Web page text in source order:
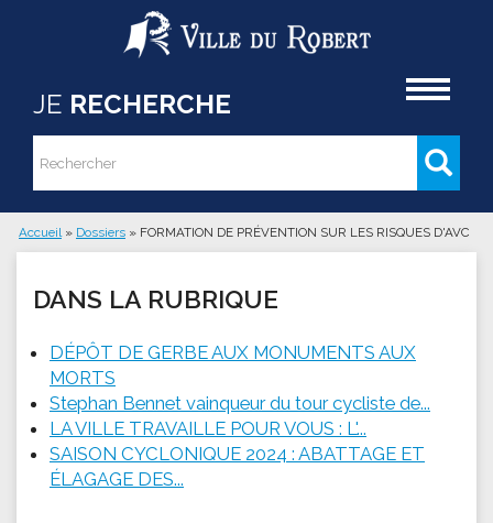
Aller au contenu principal
JE RECHERCHE
Formulaire de recherche
Rechercher
Vous êtes ici
Accueil » Dossiers » FORMATION DE PRÉVENTION SUR LES RISQUES D'AVC
DANS LA RUBRIQUE
DÉPÔT DE GERBE AUX MONUMENTS AUX
MORTS
Stephan Bennet vainqueur du tour cycliste de...
LA VILLE TRAVAILLE POUR VOUS : L'...
SAISON CYCLONIQUE 2024 : ABATTAGE ET
ÉLAGAGE DES...